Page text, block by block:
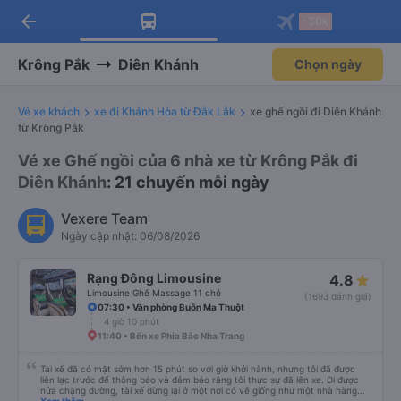
Tải app Vexere ngay!
Nhận ưu đãi thành viên độc
Mở app
Tải app Vexere
-30k/ghế khi đặt vé máy bay qua
Mở app
arrow_back
Krông Pắk Diên Khánh Chọn ngày
Vé xe khách xe đi Khánh Hòa từ Đắk Lắk
xe ghế ngồi đi Diên Khánh
từ Krông Pắk
Vé xe Ghế ngồi của 6 nhà xe từ Krông Pắk đi
Diên Khánh: 21 chuyến mỗi ngày
Vexere Team
Ngày cập nhật: 06/08/2026
Rạng Đông Limousine
Limousine Ghế Massage 11 chỗ
4.8
(1693 đánh giá)
07:30 • Văn phòng Buôn Ma Thuột
4 giờ 10 phút
11:40 • Bến xe Phía Bắc Nha Trang
Tài xế đã có mặt sớm hơn 15 phút so với giờ khởi hành, nhưng tôi đã được
liên lạc trước để thông báo và đảm bảo rằng tôi thực sự đã lên xe. Đi được
nửa chặng đường, tài xế dừng lại ở một nơi có vẻ giống như một nhà hàng